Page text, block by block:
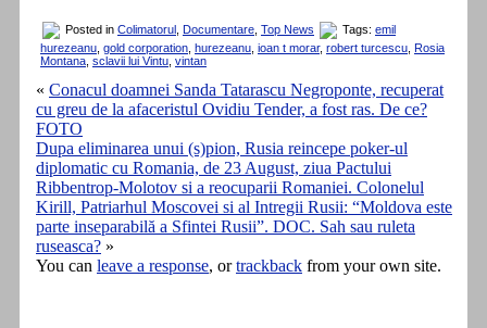
Posted in Colimatorul Documentare Top News Tags: emil
hurezeanu gold corporation hurezeanu ioan t morar, robert turcescu
Rosia
Montana sclavii lui Vintu vintan
« Conacul doamnei Sanda Tatarascu Negroponte, recuperat
cu greu de la afaceristul Ovidiu Tender, a fost ras. De ce?
FOTO
Dupa eliminarea unui (s)pion, Rusia reincepe poker-ul
diplomatic cu Romania, de 23 August, ziua Pactului
Ribbentrop-Molotov si a reocuparii Romaniei. Colonelul
Kirill, Patriarhul Moscovei si al Intregii Rusii: “Moldova este
parte inseparabilă a Sfintei Rusii”. DOC. Sah sau ruleta
ruseasca? »
You can leave a response, ortrackback from your own site.